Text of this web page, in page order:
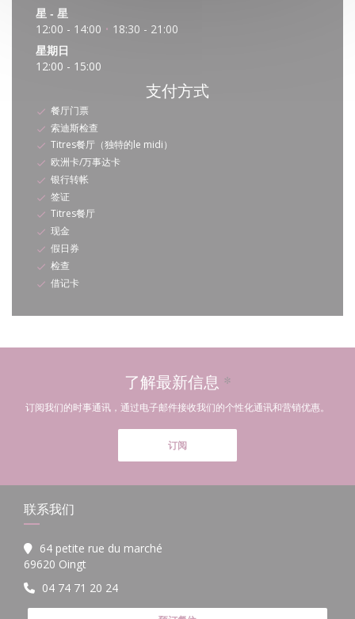
星- 星
12:00 - 14:00 • 18:30 - 21:00
星期日
12:00 - 15:00
支付方式
餐厅门票
索迪斯检查
Titres餐厅（独特的le midi）
欧洲卡/万事达卡
银行转帐
签证
Titres餐厅
现金
假日券
检查
借记卡
了解最新信息 *
订阅我们的时事通讯，通过电子邮件接收我们的个性化通讯和营销优惠。
订阅
联系我们
64 petite rue du marché
69620 Oingt
04 74 71 20 24